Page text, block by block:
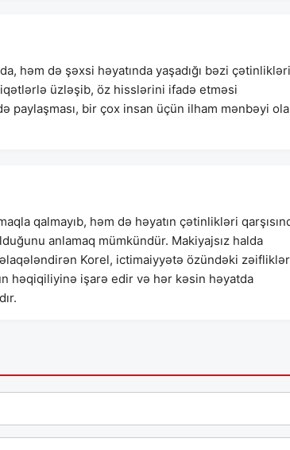
həm də şəxsi həyatında yaşadığı bəzi çətinlikləri
üzləşib, öz hisslərini ifadə etməsi
bir çox insan üçün ilham mənbəyi ola
qalmayıb, həm də həyatın çətinlikləri
anlamaq mümkündür. Makiyajsız halda
Korel, ictimaiyyətə özündəki
həqiqiliyinə işarə edir və hər kəsin həyatda